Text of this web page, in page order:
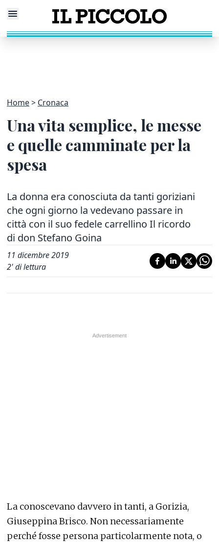
Home Cronaca
Una vita semplice, le messe
e quelle camminate per la
spesa
La donna era conosciuta da tanti goriziani
che ogni giorno la vedevano passare in
città con il suo fedele carrellino Il ricordo
di don Stefano Goina
11 dicembre 2019
2' di lettura
La conoscevano davvero in tanti, a Gorizia,
Giuseppina Brisco. Non necessariamente
perché fosse persona particolarmente nota, o